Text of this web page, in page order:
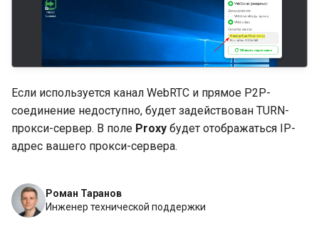
Роман Таранов
Инженер технической поддержки
Если используется канал WebRTC и прямое P2P-
соединение недоступно, будет задействован TURN-
прокси-сервер. В поле Proxy будет отображаться IP-
адрес вашего прокси-сервера.